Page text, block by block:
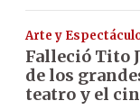
Arte y
Falleció Tito
de los
teatro y el